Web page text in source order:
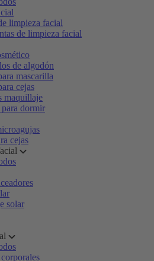
limpieza facial
de limpieza facial
de algodón
mascarilla
cejas
maquillaje
para dormir
cejas
solar